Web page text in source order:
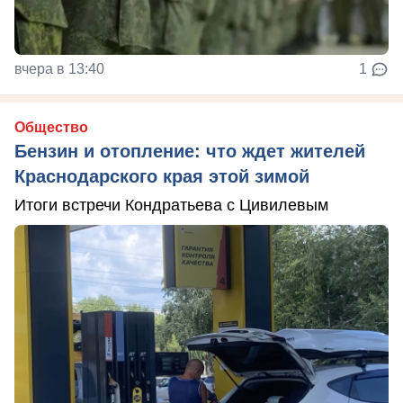
вчера в 13:40 1
Общество
Бензин и отопление: что ждет жителей
Краснодарского края этой зимой
Итоги встречи Кондратьева с Цивилевым